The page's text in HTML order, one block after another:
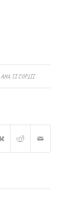
ANA SI COPIII